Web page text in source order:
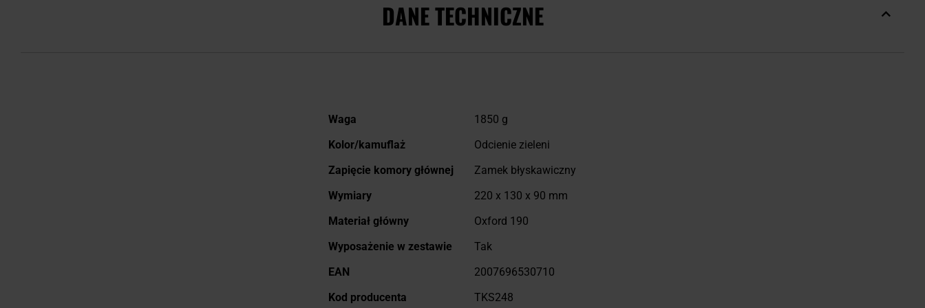
DANE TECHNICZNE
Więcej
Waga
1850 g
Kolor/kamuflaż
Odcienie zieleni
Zapięcie komory głównej
Zamek błyskawiczny
Wymiary
220 x 130 x 90 mm
Materiał główny
Oxford 190
Wyposażenie w zestawie
Tak
EAN
2007696530710
Kod producenta
TKS248